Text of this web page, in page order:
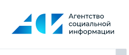
содержанию